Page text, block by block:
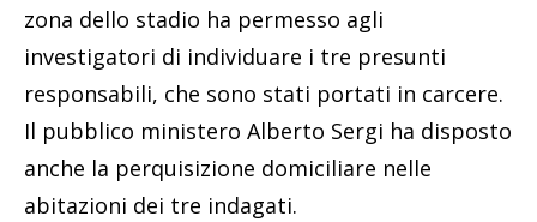
zona dello stadio ha permesso agli
investigatori di individuare i tre presunti
responsabili, che sono stati portati in carcere.
Il pubblico ministero Alberto Sergi ha disposto
anche la perquisizione domiciliare nelle
abitazioni dei tre indagati.